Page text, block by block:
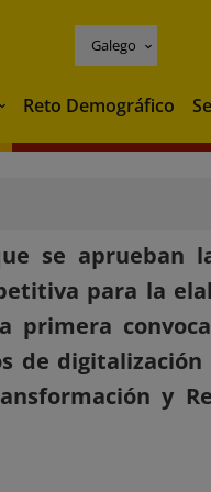
Galego
Medio ambiente
Reto Demográfico
se aprueban
para la
primera
de
y